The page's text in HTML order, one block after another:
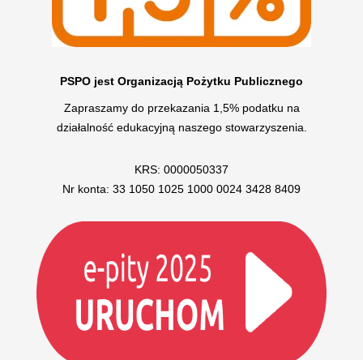
PSPO jest Organizacją Pożytku Publicznego
Zapraszamy do przekazania 1,5% podatku na
działalność edukacyjną naszego stowarzyszenia.
KRS: 0000050337
Nr konta: 33 1050 1025 1000 0024 3428 8409